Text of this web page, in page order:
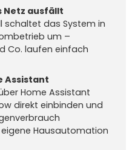
Netz ausfällt
schaltet das System in
um –
Co. laufen einfach
Assistant
Home Assistant
direkt einbinden und
Hausautomation